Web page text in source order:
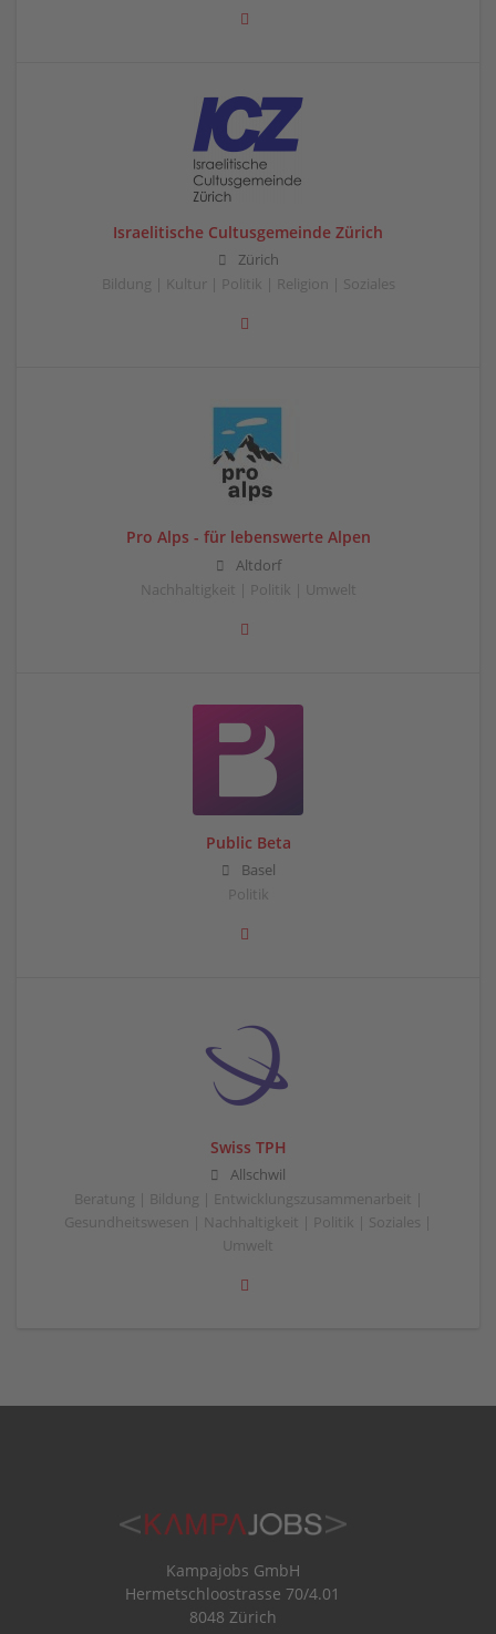
Israelitische Cultusgemeinde Zürich
Zürich
Bildung | Kultur | Politik | Religion | Soziales
Pro Alps - für lebenswerte Alpen
Altdorf
Nachhaltigkeit | Politik | Umwelt
Public Beta
Basel
Politik
Swiss TPH
Allschwil
Beratung | Bildung | Entwicklungszusammenarbeit |
Gesundheitswesen | Nachhaltigkeit | Politik | Soziales |
Umwelt
Kampajobs GmbH
Hermetschloostrasse 70/4.01
8048 Zürich